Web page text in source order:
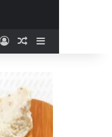
AccesoPublicación al